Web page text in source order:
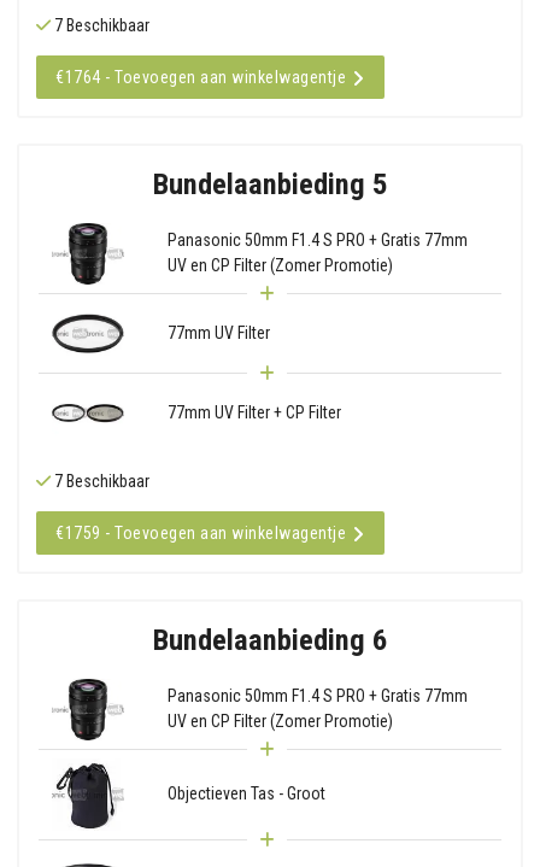
7 Beschikbaar
€1764 - Toevoegen aan winkelwagentje
Bundelaanbieding 5
Panasonic 50mm F1.4 S PRO + Gratis 77mm
UV en CP Filter (Zomer Promotie)
77mm UV Filter
77mm UV Filter + CP Filter
7 Beschikbaar
€1759 - Toevoegen aan winkelwagentje
Bundelaanbieding 6
Panasonic 50mm F1.4 S PRO + Gratis 77mm
UV en CP Filter (Zomer Promotie)
Objectieven Tas - Groot